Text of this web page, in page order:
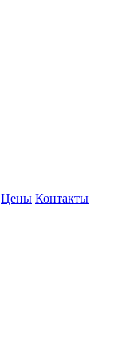
Цены Контакты